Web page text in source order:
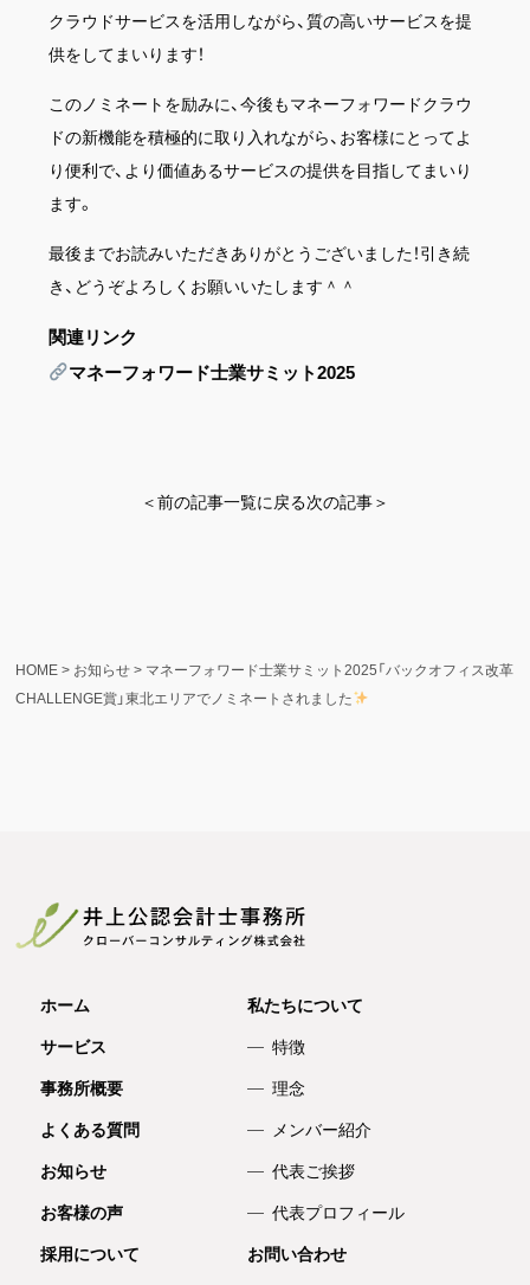
クラウドサービスを活用しながら、質の高いサービスを提
供をしてまいります！
このノミネートを励みに、今後もマネーフォワードクラウ
ドの新機能を積極的に取り入れながら、お客様にとってよ
り便利で、より価値あるサービスの提供を目指してまいり
ます。
最後までお読みいただきありがとうございました！引き続
き、どうぞよろしくお願いいたします＾＾
関連リンク
マネーフォワード士業サミット2025
＜前の記事一覧に戻る次の記事＞
HOME > お知らせ > マネーフォワード士業サミット2025「バックオフィス改革
CHALLENGE賞」東北エリアでノミネートされました
ホーム
サービス
事務所概要
よくある質問
お知らせ
お客様の声
私たちについて
特徴
理念
メンバー紹介
代表ご挨拶
代表プロフィール
採用について お問い合わせ